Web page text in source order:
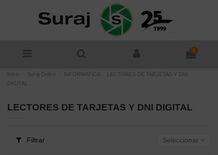
0
Inicio Suraj Online INFORMATICA
LECTORES DE TARJETAS Y DNI
DIGITAL
LECTORES DE TARJETAS Y DNI DIGITAL
Filtrar Seleccionar